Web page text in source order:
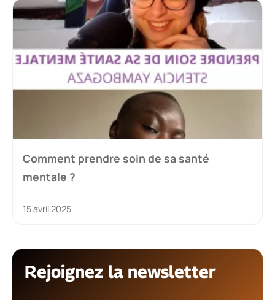
Comment prendre soin de sa santé
mentale ?
15 avril 2025
Rejoignez la newsletter